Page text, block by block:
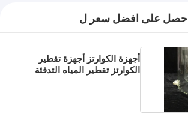
احصل على افضل سعر ل
أجهزة الكوارتز أجهزة تقطير
الكوارتز تقطير المياه التدفئة